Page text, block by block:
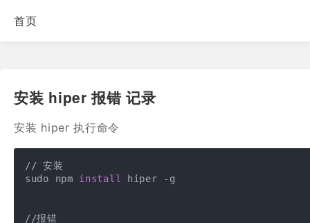
首页
安装 hiper 报错 记录
安装 hiper 执行命令
// 安装
sudo npm install hiper -g